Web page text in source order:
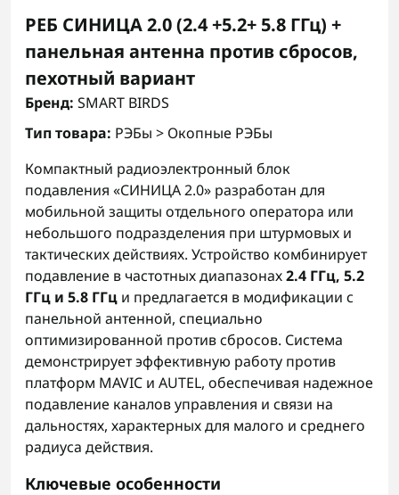
РЕБ СИНИЦА 2.0 (2.4 +5.2+ 5.8 ГГц) +
панельная антенна против сбросов,
пехотный вариант
Бренд: SMART BIRDS
Тип товара: РЭБы > Окопные РЭБы
Компактный радиоэлектронный блок
подавления «СИНИЦА 2.0» разработан для
мобильной защиты отдельного оператора или
небольшого подразделения при штурмовых и
тактических действиях. Устройство комбинирует
подавление в частотных диапазонах2.4 ГГц, 5.2
ГГц и 5.8 ГГц и предлагается в модификации с
панельной антенной, специально
оптимизированной против сбросов. Система
демонстрирует эффективную работу против
платформ MAVIC и AUTEL, обеспечивая надежное
подавление каналов управления и связи на
дальностях, характерных для малого и среднего
радиуса действия.
Ключевые особенности